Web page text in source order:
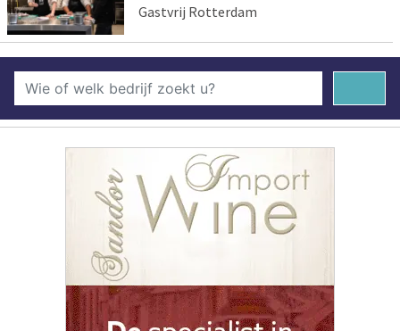
Gastvrij Rotterdam